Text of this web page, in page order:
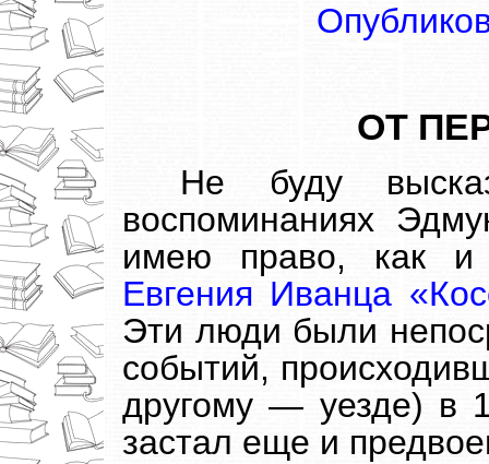
ОТ
Не буду
воспоминаниях
имею право, как и
Евгения Иванца
Эти люди были
событий,
другому — уезде) в
застал еще и